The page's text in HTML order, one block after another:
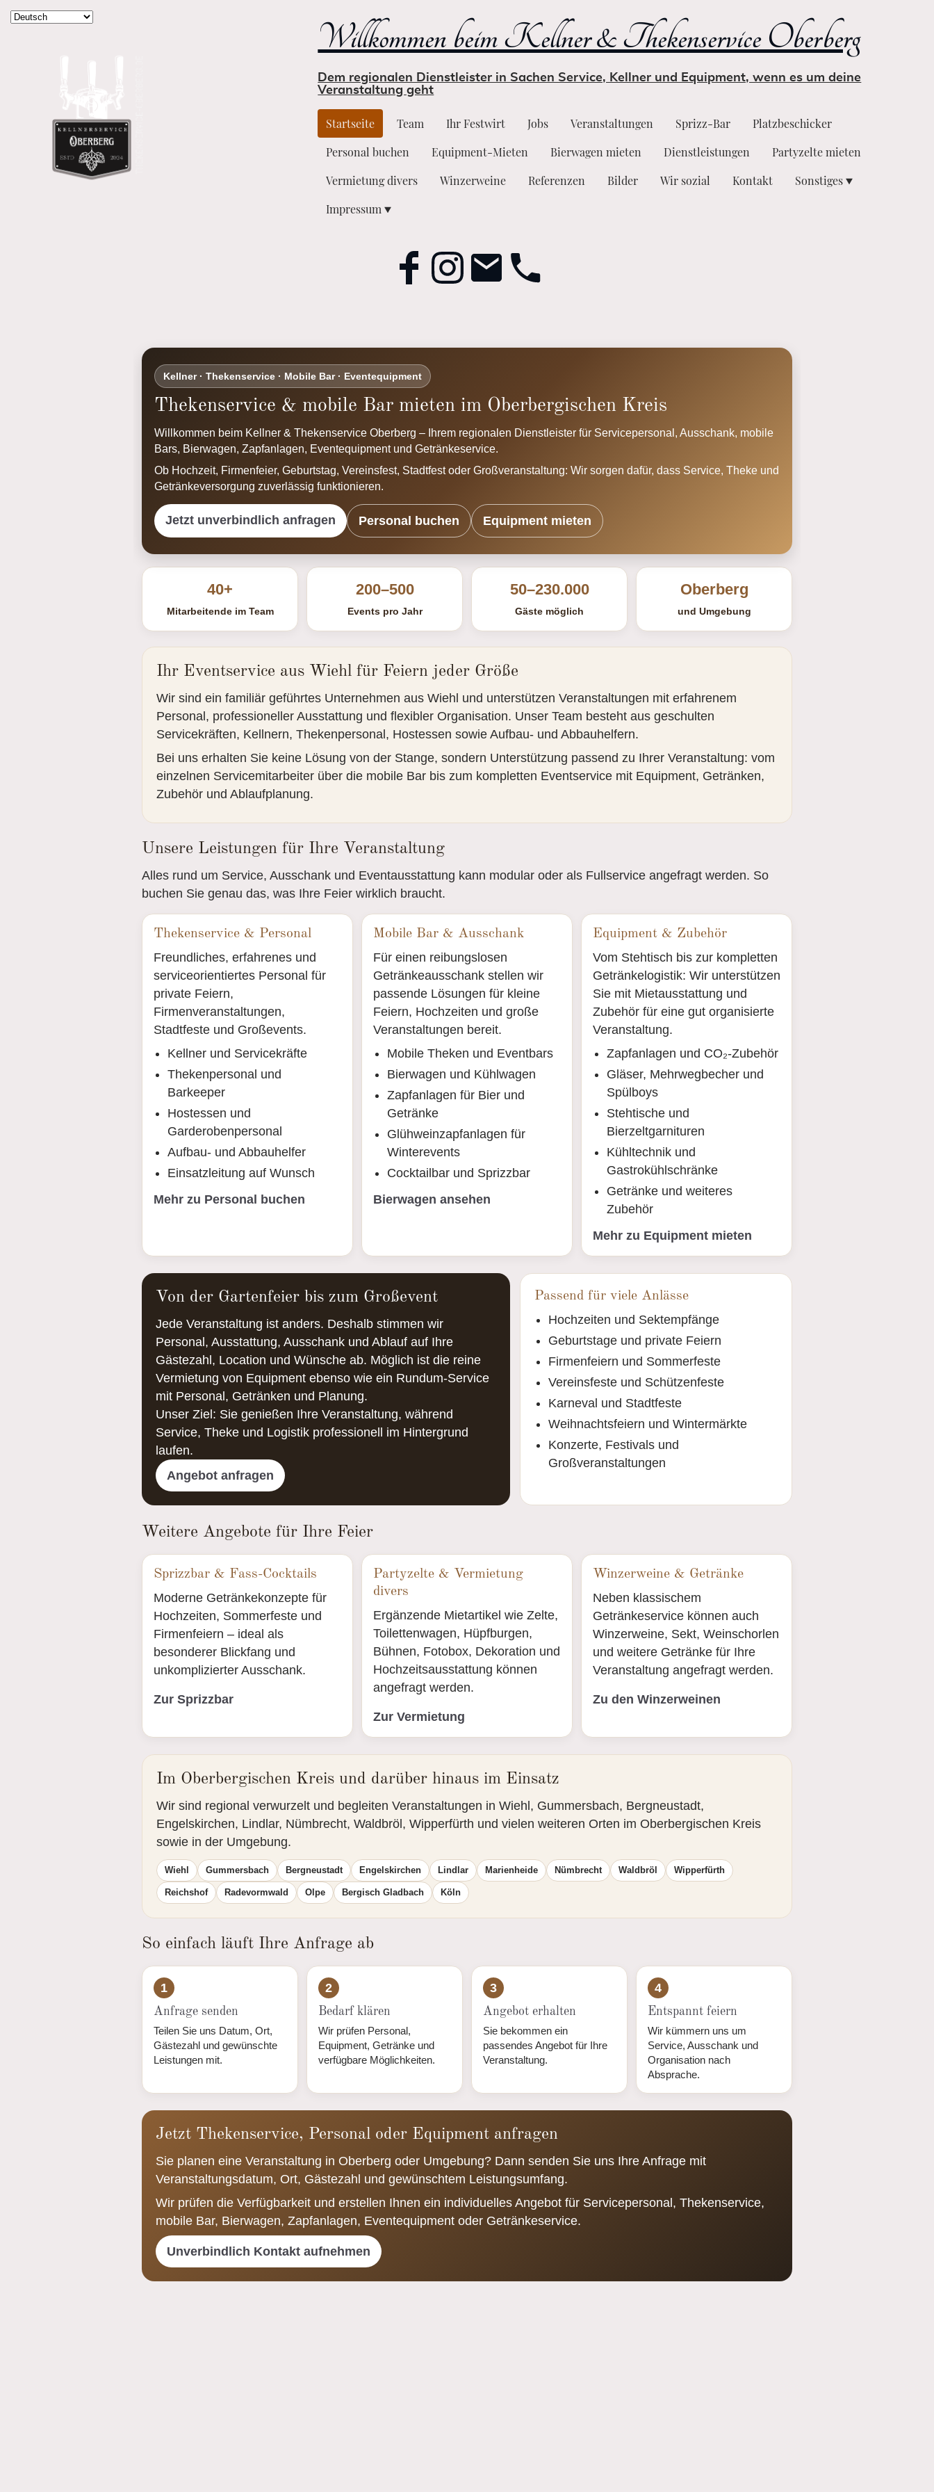
Willkommen beim Kellner & Thekenservice Oberberg
Dem regionalen Dienstleister in Sachen Service, Kellner und Equipment, wenn es um deine
Veranstaltung geht
Startseite Team Ihr Festwirt Jobs Veranstaltungen Sprizz-Bar
Platzbeschicker
Personal buchen
Equipment-Mieten Bierwagen mieten Dienstleistungen
Partyzelte mieten
Vermietung divers
Winzerweine Referenzen Bilder Wir sozial Kontakt
Sonstiges
Impressum
Kellner · Thekenservice · Mobile Bar · Eventequipment
Thekenservice & mobile Bar mieten im Oberbergischen Kreis
Willkommen beim Kellner & Thekenservice Oberberg – Ihrem regionalen Dienstleister für Servicepersonal, Ausschank, mobile
Bars, Bierwagen, Zapfanlagen, Eventequipment und Getränkeservice.
Ob Hochzeit, Firmenfeier, Geburtstag, Vereinsfest, Stadtfest oder Großveranstaltung: Wir sorgen dafür, dass Service, Theke und
Getränkeversorgung zuverlässig funktionieren.
Jetzt unverbindlich anfragen Personal buchen Equipment mieten
40+
Mitarbeitende im Team
200–500
Events pro Jahr
50–230.000
Gäste möglich
Oberberg
und Umgebung
Ihr Eventservice aus Wiehl für Feiern jeder Größe
Wir sind ein familiär geführtes Unternehmen aus Wiehl und unterstützen Veranstaltungen mit erfahrenem
Personal, professioneller Ausstattung und flexibler Organisation. Unser Team besteht aus geschulten
Servicekräften, Kellnern, Thekenpersonal, Hostessen sowie Aufbau- und Abbauhelfern.
Bei uns erhalten Sie keine Lösung von der Stange, sondern Unterstützung passend zu Ihrer Veranstaltung: vom
einzelnen Servicemitarbeiter über die mobile Bar bis zum kompletten Eventservice mit Equipment, Getränken,
Zubehör und Ablaufplanung.
Unsere Leistungen für Ihre Veranstaltung
Alles rund um Service, Ausschank und Eventausstattung kann modular oder als Fullservice angefragt werden. So
buchen Sie genau das, was Ihre Feier wirklich braucht.
Thekenservice & Personal
Freundliches, erfahrenes und
serviceorientiertes Personal für
private Feiern,
Firmenveranstaltungen,
Stadtfeste und Großevents.
Kellner und Servicekräfte
Thekenpersonal und
Barkeeper
Hostessen und
Garderobenpersonal
Aufbau- und Abbauhelfer
Einsatzleitung auf Wunsch
Mehr zu Personal buchen
Mobile Bar & Ausschank
Für einen reibungslosen
Getränkeausschank stellen wir
passende Lösungen für kleine
Feiern, Hochzeiten und große
Veranstaltungen bereit.
Mobile Theken und Eventbars
Bierwagen und Kühlwagen
Zapfanlagen für Bier und
Getränke
Glühweinzapfanlagen für
Winterevents
Cocktailbar und Sprizzbar
Bierwagen ansehen
Equipment & Zubehör
Vom Stehtisch bis zur kompletten
Getränkelogistik: Wir unterstützen
Sie mit Mietausstattung und
Zubehör für eine gut organisierte
Veranstaltung.
Zapfanlagen und CO₂-Zubehör
Gläser, Mehrwegbecher und
Spülboys
Stehtische und
Bierzeltgarnituren
Kühltechnik und
Gastrokühlschränke
Getränke und weiteres
Zubehör
Mehr zu Equipment mieten
Von der Gartenfeier bis zum Großevent
Jede Veranstaltung ist anders. Deshalb stimmen wir
Personal, Ausstattung, Ausschank und Ablauf auf Ihre
Gästezahl, Location und Wünsche ab. Möglich ist die reine
Vermietung von Equipment ebenso wie ein Rundum-Service
mit Personal, Getränken und Planung.
Unser Ziel: Sie genießen Ihre Veranstaltung, während
Service, Theke und Logistik professionell im Hintergrund
laufen.
Angebot anfragen
Passend für viele Anlässe
Hochzeiten und Sektempfänge
Geburtstage und private Feiern
Firmenfeiern und Sommerfeste
Vereinsfeste und Schützenfeste
Karneval und Stadtfeste
Weihnachtsfeiern und Wintermärkte
Konzerte, Festivals und
Großveranstaltungen
Weitere Angebote für Ihre Feier
Sprizzbar & Fass-Cocktails
Moderne Getränkekonzepte für
Hochzeiten, Sommerfeste und
Firmenfeiern – ideal als
besonderer Blickfang und
unkomplizierter Ausschank.
Zur Sprizzbar
Partyzelte & Vermietung
divers
Ergänzende Mietartikel wie Zelte,
Toilettenwagen, Hüpfburgen,
Bühnen, Fotobox, Dekoration und
Hochzeitsausstattung können
angefragt werden.
Zur Vermietung
Winzerweine & Getränke
Neben klassischem
Getränkeservice können auch
Winzerweine, Sekt, Weinschorlen
und weitere Getränke für Ihre
Veranstaltung angefragt werden.
Zu den Winzerweinen
Im Oberbergischen Kreis und darüber hinaus im Einsatz
Wir sind regional verwurzelt und begleiten Veranstaltungen in Wiehl, Gummersbach, Bergneustadt,
Engelskirchen, Lindlar, Nümbrecht, Waldbröl, Wipperfürth und vielen weiteren Orten im Oberbergischen Kreis
sowie in der Umgebung.
Wiehl Gummersbach Bergneustadt Engelskirchen Lindlar Marienheide Nümbrecht Waldbröl Wipperfürth
Reichshof Radevormwald Olpe Bergisch Gladbach Köln
So einfach läuft Ihre Anfrage ab
1
Anfrage senden
Teilen Sie uns Datum, Ort,
Gästezahl und gewünschte
Leistungen mit.
2
Bedarf klären
Wir prüfen Personal,
Equipment, Getränke und
verfügbare Möglichkeiten.
3
Angebot erhalten
Sie bekommen ein
passendes Angebot für Ihre
Veranstaltung.
4
Entspannt feiern
Wir kümmern uns um
Service, Ausschank und
Organisation nach
Absprache.
Jetzt Thekenservice, Personal oder Equipment anfragen
Sie planen eine Veranstaltung in Oberberg oder Umgebung? Dann senden Sie uns Ihre Anfrage mit
Veranstaltungsdatum, Ort, Gästezahl und gewünschtem Leistungsumfang.
Wir prüfen die Verfügbarkeit und erstellen Ihnen ein individuelles Angebot für Servicepersonal, Thekenservice,
mobile Bar, Bierwagen, Zapfanlagen, Eventequipment oder Getränkeservice.
Unverbindlich Kontakt aufnehmen